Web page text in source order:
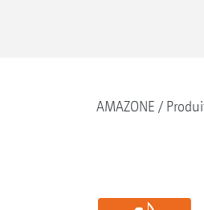
AMAZONE